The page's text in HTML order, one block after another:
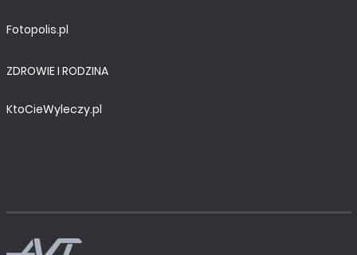
Druk 3D w elektronice
Fotopolis.pl
ZDROWIE I RODZINA
KtoCieWyleczy.pl